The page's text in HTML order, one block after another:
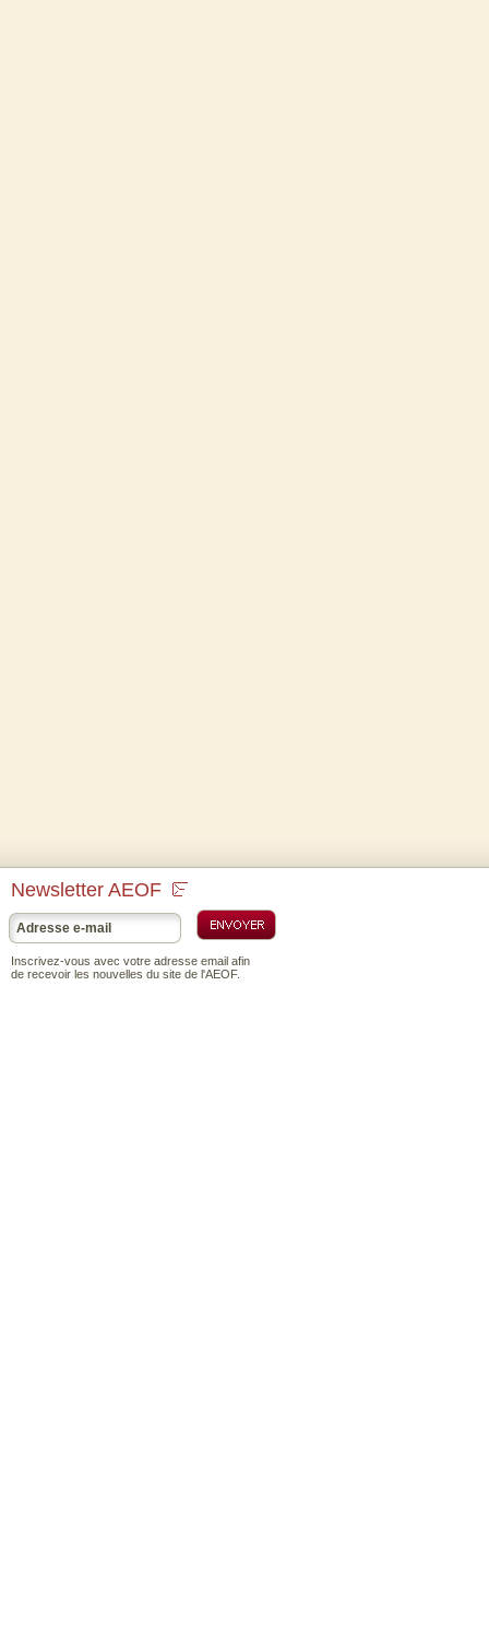
Newsletter AEOF
Inscrivez-vous avec votre adresse email afin
de recevoir les nouvelles du site de l'AEOF.